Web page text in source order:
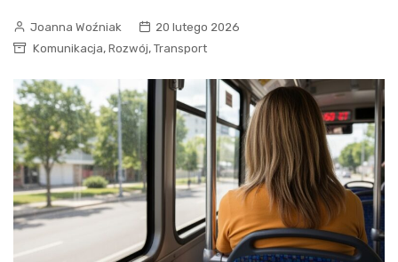
Joanna Woźniak
20 lutego 2026
Komunikacja, Rozwój, Transport